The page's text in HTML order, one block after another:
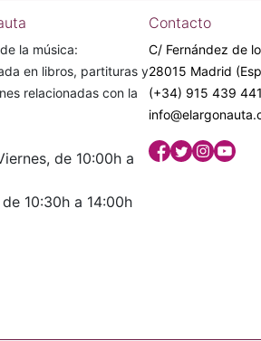
la música:
en libros, partituras y
relacionadas con la
de 10:00h a
10:30h a 14:00h
Contacto
C/ Fernández de
28015 Madrid
(+34) 915 439 441